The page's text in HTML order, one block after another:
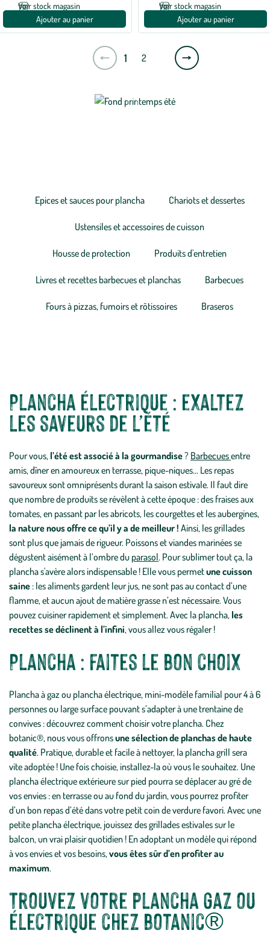
Voir stock magasin
Ajouter au panier
Voir stock magasin
Ajouter au panier
1 2
Page
suivante
Epices et sauces pour plancha Chariots et dessertes
Ustensiles et accessoires de cuisson
Housse de protection Produits d'entretien
Livres et recettes barbecues et planchas Barbecues
Fours à pizzas, fumoirs et rôtissoires Braseros
Plancha électrique : exaltez
les saveurs de l’été
Pour vous, l’été est associé à la gourmandise? Barbecuesentre
amis, dîner en amoureux en terrasse, pique-niques… Les repas
savoureux sont omniprésents durant la saison estivale. Il faut dire
que nombre de produits se révèlent à cette époque : des fraises aux
tomates, en passant par les abricots, les courgettes et les aubergines,
la nature nous offre ce qu’il y a de meilleur ! Ainsi, les grillades
sont plus que jamais de rigueur. Poissons et viandes marinées se
dégustent aisément à l’ombre du parasol. Pour sublimer tout ça, la
plancha s'avère alors indispensable ! Elle vous permetune cuisson
saine : les aliments gardent leur jus, ne sont pas au contact d’une
flamme, et aucun ajout de matière grasse n’est nécessaire. Vous
pouvez cuisiner rapidement et simplement. Avec la plancha, les
recettes se déclinent à l’infini, vous allez vous régaler !
Plancha : faites le bon choix
Plancha à gaz ou plancha électrique, mini-modèle familial pour 4 à 6
personnes ou large surface pouvant s’adapter à une trentaine de
convives : découvrezcomment choisir votre plancha. Chez
botanic®, nous vous offronsune sélection de planchas de haute
qualité. Pratique, durable et facile à nettoyer, la plancha grill sera
vite adoptée ! Une fois choisie, installez-la où vous le souhaitez. Une
plancha électrique extérieure sur pied pourra se déplacer au gré de
vos envies : en terrasse ou au fond du jardin, vous pourrez profiter
d’un bon repas d’été dans votre petit coin de verdure favori. Avec une
petite plancha électrique, jouissez des grillades estivales sur le
balcon, un vrai plaisir quotidien ! En adoptant un modèle qui répond
à vos envies et vos besoins,vous êtes sûr d’en profiter au
maximum.
Trouvez votre plancha gaz ou
électrique chez botanic®